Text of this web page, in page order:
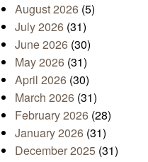
August 2026 (5)
July 2026 (31)
June 2026 (30)
May 2026 (31)
April 2026 (30)
March 2026 (31)
February 2026 (28)
January 2026 (31)
December 2025 (31)